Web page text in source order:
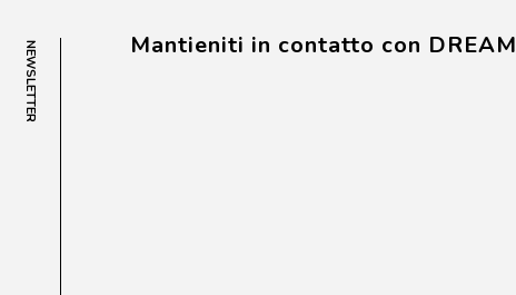
NEWSLETTER Mantieniti in contatto con DREAM